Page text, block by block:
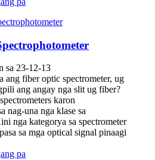
sa 23-12-13
ang fiber optic spectrometer, ug
ang angay nga slit ug fiber?
karon
nag-una nga klase sa
nga kategorya sa spectrometer
sa mga optical signal pinaagi
pa